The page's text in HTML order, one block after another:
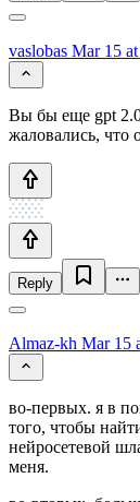
vaslobas Mar 15
Вы бы еще gpt
жаловались, что
Reply
Almaz-kh Mar 15
во-первых. я в
того, чтобы
нейросетевой
меня.